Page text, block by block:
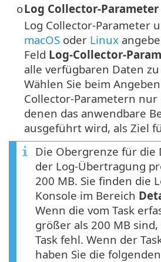
oLog Collector-Parameter
Log Collector-Parameter
macOS oder Linux
Feld Log-Collector-
alle verfügbaren Daten
Wählen Sie beim
Collector-Parametern nur
denen das anwendbare
ausgeführt wird, als Ziel
Die Obergrenze für die
der Log-Übertragung
200 MB. Sie finden die
Konsole im Bereich
Wenn die vom Task
größer als 200 MB
Task fehl. Wenn der
haben Sie die